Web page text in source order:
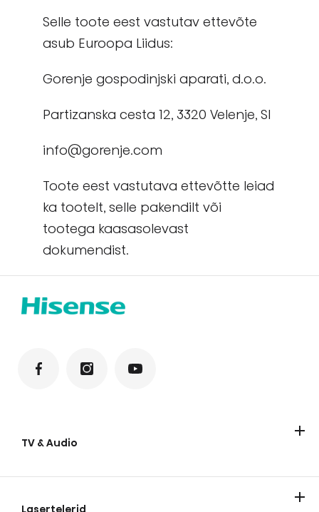
Selle toote eest vastutav ettevõte
asub Euroopa Liidus:
Gorenje gospodinjski aparati, d.o.o.
Partizanska cesta 12, 3320 Velenje, Sl
info@gorenje.com
Toote eest vastutava ettevõtte leiad
ka tootelt, selle pakendilt või
tootega kaasasolevast
dokumendist.
TV & Audio